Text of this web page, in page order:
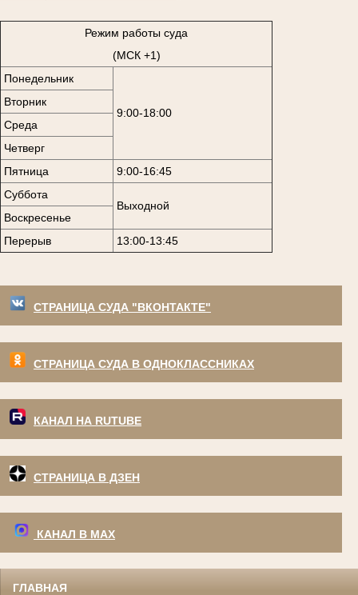
Режим работы суда
(МСК +1)
Понедельник
9:00-18:00
Вторник
Среда
Четверг
Пятница
9:00-16:45
Суббота
Выходной
Воскресенье
Перерыв
13:00-13:45
СТРАНИЦА СУДА "ВКОНТАКТЕ"
СТРАНИЦА СУДА В ОДНОКЛАССНИКАХ
КАНАЛ НА RUTUBE
СТРАНИЦА В ДЗЕН
КАНАЛ В МАХ
ГЛАВНАЯ